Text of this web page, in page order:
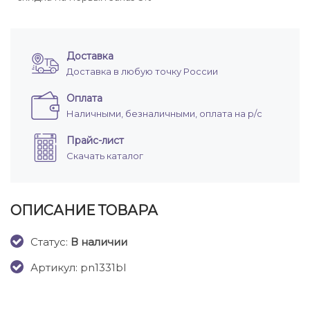
Доставка
Доставка в любую точку России
Оплата
Наличными, безналичными, оплата на р/с
Прайс-лист
Скачать каталог
ОПИСАНИЕ ТОВАРА
Cтатус: В наличии
Артикул: pn1331bl